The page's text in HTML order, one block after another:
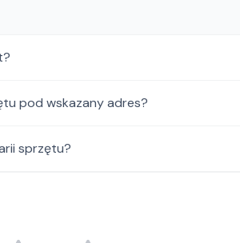
pod wskazany adres?
sprzętu?